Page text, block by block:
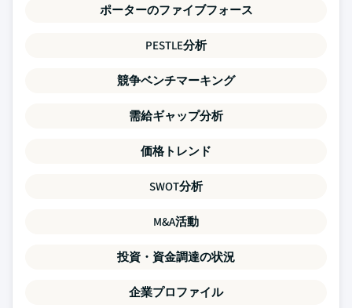
ポーターのファイブフォース
PESTLE分析
競争ベンチマーキング
需給ギャップ分析
価格トレンド
SWOT分析
M&A活動
投資・資金調達の状況
企業プロファイル